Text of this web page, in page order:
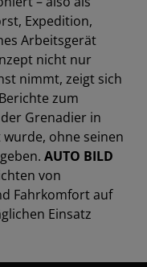
Expedition,
Arbeitsgerät
nicht nur
nimmt, zeigt sich
zum
Grenadier in
ohne seinen
AUTO BILD
von
Fahrkomfort auf
Einsatz